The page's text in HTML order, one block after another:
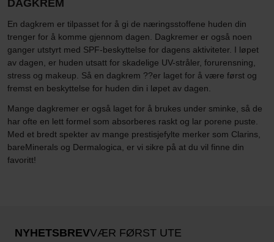
DAGKREM
En dagkrem er tilpasset for å gi de næringsstoffene huden din
trenger for å komme gjennom dagen. Dagkremer er også noen
ganger utstyrt med SPF-beskyttelse for dagens aktiviteter. I løpet
av dagen, er huden utsatt for skadelige UV-stråler, forurensning,
stress og makeup. Så en dagkrem ??er laget for å være først og
fremst en beskyttelse for huden din i løpet av dagen.
Mange dagkremer er også laget for å brukes under sminke, så de
har ofte en lett formel som absorberes raskt og lar porene puste.
Med et bredt spekter av mange prestisjefylte merker som Clarins,
bareMinerals og Dermalogica, er vi sikre på at du vil finne din
favoritt!
NYHETSBREVVÆR FØRST UTE